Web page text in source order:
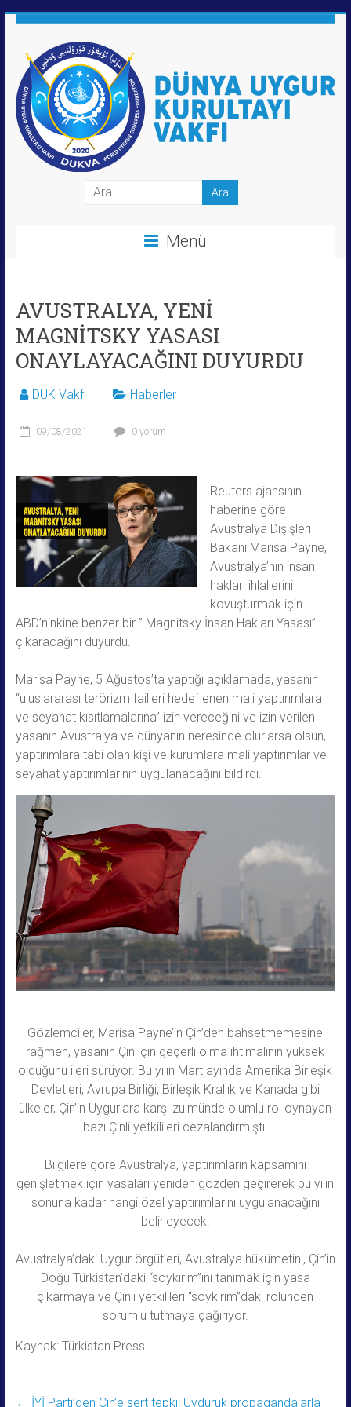
Skip
content
Dünya
Menü
AVUSTRALYA, YENİ
MAGNİTSKY YASASI
ONAYLAYACAĞINI DUYURDU
DUK Vakfı Haberler
09/08/2021 0 yorum
Reuters ajansının
haberine göre
Avustralya Dışişleri
Bakanı Marisa Payne,
Avustralya’nın insan
hakları ihlallerini
kovuşturmak için
ABD’ninkine benzer bir ” Magnitsky İnsan Hakları Yasası”
çıkaracağını duyurdu.
Marisa Payne, 5 Ağustos’ta yaptığı açıklamada, yasanın
“uluslararası terörizm failleri hedeflenen mali yaptırımlara
ve seyahat kısıtlamalarına” izin vereceğini ve izin verilen
yasanın Avustralya ve dünyanın neresinde olurlarsa olsun,
yaptırımlara tabi olan kişi ve kurumlara mali yaptırımlar ve
seyahat yaptırımlarının uygulanacağını bildirdi.
Gözlemciler, Marisa Payne’in Çin’den bahsetmemesine
rağmen, yasanın Çin için geçerli olma ihtimalinin yüksek
olduğunu ileri sürüyor. Bu yılın Mart ayında Amerika Birleşik
Devletleri, Avrupa Birliği, Birleşik Krallık ve Kanada gibi
ülkeler, Çin’in Uygurlara karşı zulmünde olumlu rol oynayan
bazı Çinli yetkilileri cezalandırmıştı.
Bilgilere göre Avustralya, yaptırımların kapsamını
genişletmek için yasaları yeniden gözden geçirerek bu yılın
sonuna kadar hangi özel yaptırımlarını uygulanacağını
belirleyecek.
Avustralya’daki Uygur örgütleri, Avustralya hükümetini, Çin’in
Doğu Türkistan’daki “soykırım”ını tanımak için yasa
çıkarmaya ve Çinli yetkilileri “soykırım”daki rolünden
sorumlu tutmaya çağırıyor.
Kaynak: Türkistan Press
← İYİ Parti’den Çin’e sert tepki: Uyduruk propagandalarla